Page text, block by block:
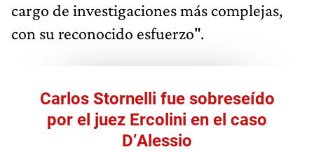
cargo de investigaciones más complejas,
con su reconocido esfuerzo".
Carlos Stornelli fue sobreseído
por el juez Ercolini en el caso
D’Alessio